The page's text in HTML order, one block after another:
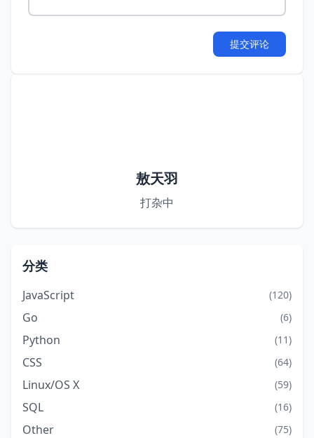
提交评论
敖天羽
打杂中
分类
JavaScript (120)
Go (6)
Python (11)
CSS (64)
Linux/OS X (59)
SQL (16)
Other (75)